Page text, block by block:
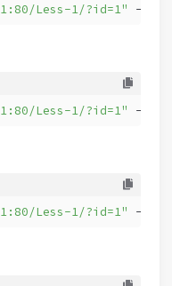
Less-1/?id=1" --
Less-1/?id=1" --
Less-1/?id=1" --